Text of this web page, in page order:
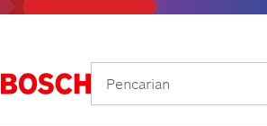
Pencarian